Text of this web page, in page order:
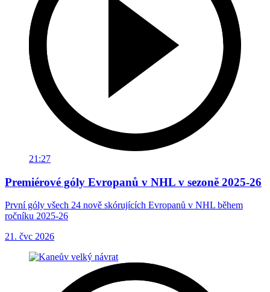
21:27
Premiérové góly Evropanů v NHL v sezoně 2025-26
První góly všech 24 nově skórujících Evropanů v NHL během
ročníku 2025-26
21. čvc 2026